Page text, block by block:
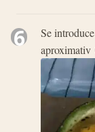
6
Se
aproximativ